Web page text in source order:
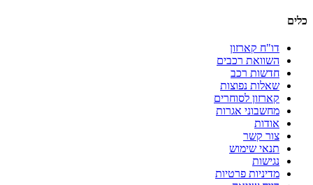
כלים
דו"ח קארזון
השוואת רכבים
חדשות רכב
שאלות נפוצות
קארזון לסוחרים
מחשבוני אגרות
אודות
צור קשר
תנאי שימוש
נגישות
מדיניות פרטיות